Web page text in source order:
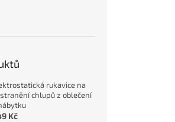
rukavice na
chlupů z oblečení
Kč